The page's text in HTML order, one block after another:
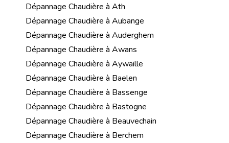
Dépannage Chaudière à Ath
Dépannage Chaudière à Aubange
Dépannage Chaudière à Auderghem
Dépannage Chaudière à Awans
Dépannage Chaudière à Aywaille
Dépannage Chaudière à Baelen
Dépannage Chaudière à Bassenge
Dépannage Chaudière à Bastogne
Dépannage Chaudière à Beauvechain
Dépannage Chaudière à Berchem